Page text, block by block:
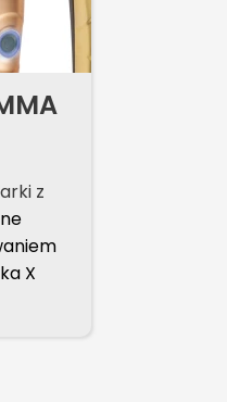
z
X